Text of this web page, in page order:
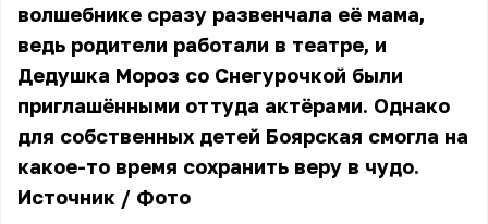
волшебнике сразу развенчала её мама,
ведь родители работали в театре, и
Дедушка Мороз со Снегурочкой были
приглашёнными оттуда актёрами. Однако
для собственных детей Боярская смогла на
какое-то время сохранить веру в чудо.
Источник / Фото